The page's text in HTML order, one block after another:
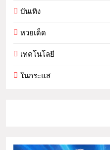
บันเทิง
หวยเด็ด
เทคโนโลยี
ในกระแส